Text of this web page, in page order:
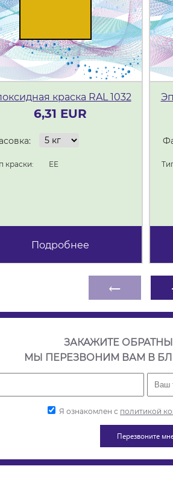
краска RAL 1032
6,31 EUR
краски: ЕЕ
Подробнее
←
ЗАКАЖИТЕ
МЫ ПЕРЕЗВОНИМ ВАМ В
Я ознакомлен с политикой